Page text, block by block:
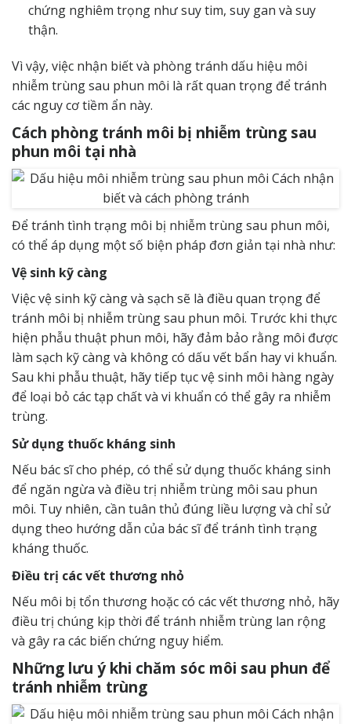
chứng nghiêm trọng như suy tim, suy gan và suy
thận.
Vì vậy, việc nhận biết và phòng tránh dấu hiệu môi
nhiễm trùng sau phun môi là rất quan trọng để tránh
các nguy cơ tiềm ẩn này.
Cách phòng tránh môi bị nhiễm trùng sau
phun môi tại nhà
Để tránh tình trạng môi bị nhiễm trùng sau phun môi,
có thể áp dụng một số biện pháp đơn giản tại nhà như:
Vệ sinh kỹ càng
Việc vệ sinh kỹ càng và sạch sẽ là điều quan trọng để
tránh môi bị nhiễm trùng sau phun môi. Trước khi thực
hiện phẫu thuật phun môi, hãy đảm bảo rằng môi được
làm sạch kỹ càng và không có dấu vết bẩn hay vi khuẩn.
Sau khi phẫu thuật, hãy tiếp tục vệ sinh môi hàng ngày
để loại bỏ các tạp chất và vi khuẩn có thể gây ra nhiễm
trùng.
Sử dụng thuốc kháng sinh
Nếu bác sĩ cho phép, có thể sử dụng thuốc kháng sinh
để ngăn ngừa và điều trị nhiễm trùng môi sau phun
môi. Tuy nhiên, cần tuân thủ đúng liều lượng và chỉ sử
dụng theo hướng dẫn của bác sĩ để tránh tình trạng
kháng thuốc.
Điều trị các vết thương nhỏ
Nếu môi bị tổn thương hoặc có các vết thương nhỏ, hãy
điều trị chúng kịp thời để tránh nhiễm trùng lan rộng
và gây ra các biến chứng nguy hiểm.
Những lưu ý khi chăm sóc môi sau phun để
tránh nhiễm trùng